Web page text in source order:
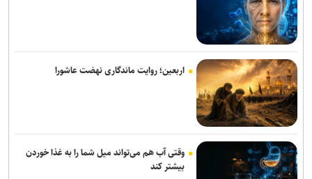
تأکید معاون مهندسی سازمان بنادر بر تسریع در تکمیل پروژه‌های عمرانی
بندر امیرآباد
وزیر نفت: رسانه‌ها جلوه‌های ایثار کارکنان صنعت نفت را منعکس کردند
همتی: رسانه‌ها، رکن اعتمادآفرین در نظام اقتصادی کشور
اربعین؛ روایت ماندگاری نهضت عاشورا
وقتی آب هم می‌تواند میل شما را به غذا خوردن
بیشتر کند